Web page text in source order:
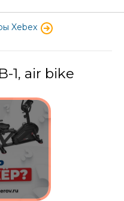
Xebex
1, air bike